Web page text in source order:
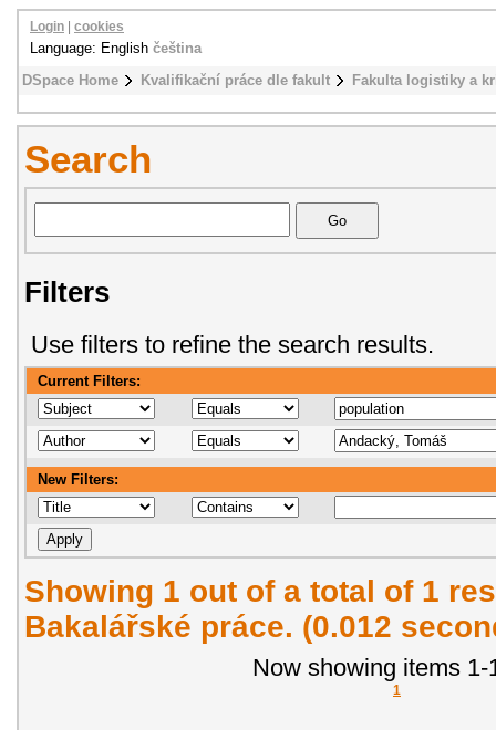
DSpace Home Kvalifikační práce dle fakult Fakulta logistiky a
Login cookies
Language: English čeština
Search
Filters
Use filters to refine the search results.
Current Filters:
New Filters:
Showing 1 out of a total of 1
Bakalářské práce. (0.012
Now showing items 1-
1